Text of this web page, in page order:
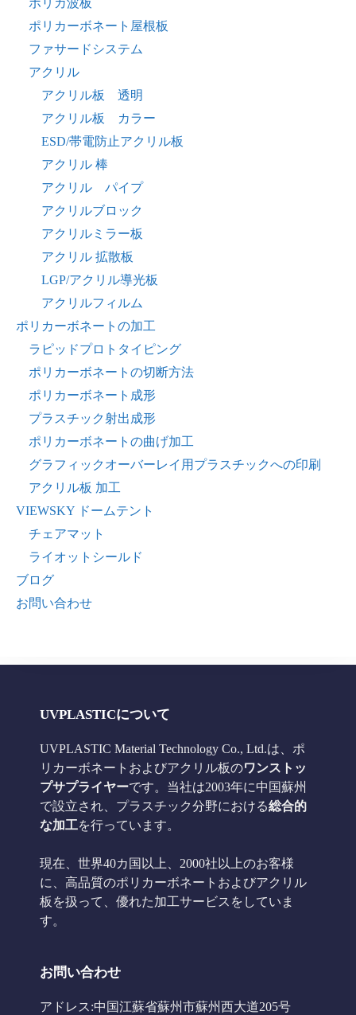
ポリカ波板
ポリカーボネート屋根板
ファサードシステム
アクリル
アクリル板 透明
アクリル板 カラー
ESD/帯電防止アクリル板
アクリル 棒
アクリル パイプ
アクリルブロック
アクリルミラー板
アクリル 拡散板
LGP/アクリル導光板
アクリルフィルム
ポリカーボネートの加工
ラピッドプロトタイピング
ポリカーボネートの切断方法
ポリカーボネート成形
プラスチック射出成形
ポリカーボネートの曲げ加工
グラフィックオーバーレイ用プラスチックへの印刷
アクリル板 加工
VIEWSKY ドームテント
チェアマット
ライオットシールド
ブログ
お問い合わせ
UVPLASTICについて
UVPLASTIC Material Technology Co., Ltd.は、ポ
リカーボネートおよびアクリル板のワンストッ
プサプライヤーです。当社は2003年に中国蘇州
で設立され、プラスチック分野における総合的
な加工を行っています。
現在、世界40カ国以上、2000社以上のお客様
に、高品質のポリカーボネートおよびアクリル
板を扱って、優れた加工サービスをしていま
す。
お問い合わせ
アドレス:中国江蘇省蘇州市蘇州西大道205号